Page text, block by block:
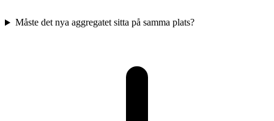
Måste det nya aggregatet sitta på samma plats?